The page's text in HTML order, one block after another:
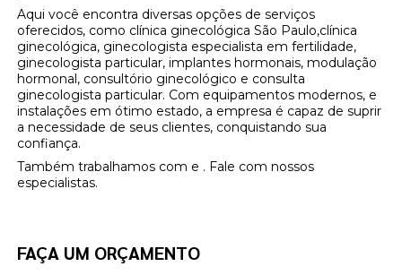
Aqui você encontra diversas opções de serviços
oferecidos, como clínica ginecológica São Paulo,clínica
ginecológica, ginecologista especialista em fertilidade,
ginecologista particular, implantes hormonais, modulação
hormonal, consultório ginecológico e consulta
ginecologista particular. Com equipamentos modernos, e
instalações em ótimo estado, a empresa é capaz de suprir
a necessidade de seus clientes, conquistando sua
confiança.
Também trabalhamos com e . Fale com nossos
especialistas.
FAÇA UM ORÇAMENTO